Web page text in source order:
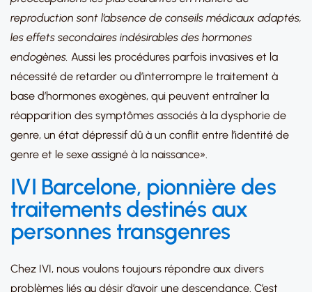
reproduction sont l’absence de conseils médicaux adaptés,
les effets secondaires indésirables des hormones
endogènes. Aussi les procédures parfois invasives et la
nécessité de retarder ou d’interrompre le traitement à
base d’hormones exogènes, qui peuvent entraîner la
réapparition des symptômes associés à la dysphorie de
genre, un état dépressif dû à un conflit entre l’identité de
genre et le sexe assigné à la naissance».
IVI Barcelone, pionnière des
traitements destinés aux
personnes transgenres
Chez IVI, nous voulons toujours répondre aux divers
problèmes liés au désir d’avoir une descendance. C’est